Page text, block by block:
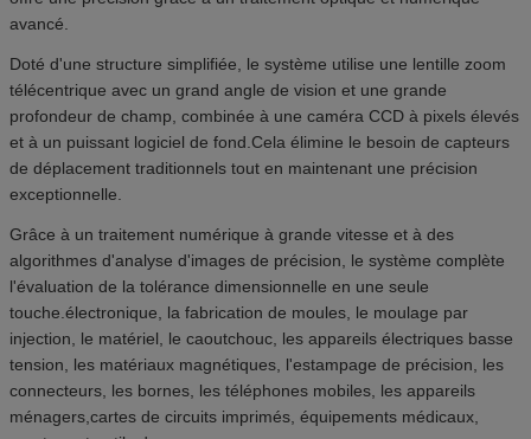
avancé.
Doté d'une structure simplifiée, le système utilise une lentille zoom
télécentrique avec un grand angle de vision et une grande
profondeur de champ, combinée à une caméra CCD à pixels élevés
et à un puissant logiciel de fond.Cela élimine le besoin de capteurs
de déplacement traditionnels tout en maintenant une précision
exceptionnelle.
Grâce à un traitement numérique à grande vitesse et à des
algorithmes d'analyse d'images de précision, le système complète
l'évaluation de la tolérance dimensionnelle en une seule
touche.électronique, la fabrication de moules, le moulage par
injection, le matériel, le caoutchouc, les appareils électriques basse
tension, les matériaux magnétiques, l'estampage de précision, les
connecteurs, les bornes, les téléphones mobiles, les appareils
ménagers,cartes de circuits imprimés, équipements médicaux,